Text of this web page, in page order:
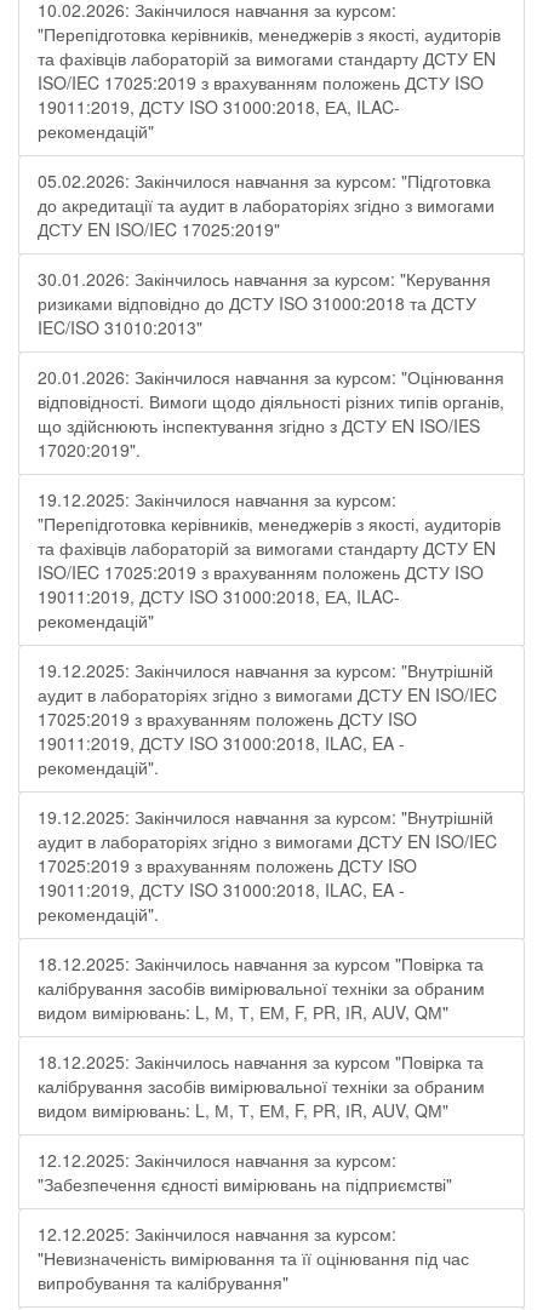
10.02.2026: Закінчилося навчання за курсом:
"Перепідготовка керівників, менеджерів з якості, аудиторів
та фахівців лабораторій за вимогами стандарту ДСТУ EN
ISO/IEC 17025:2019 з врахуванням положень ДСТУ ISO
19011:2019, ДСТУ ISO 31000:2018, ЕА, ILAC-
рекомендацій"
05.02.2026: Закінчилося навчання за курсом: "Підготовка
до акредитації та аудит в лабораторіях згідно з вимогами
ДСТУ EN ISO/IEC 17025:2019"
30.01.2026: Закінчилось навчання за курсом: "Керування
ризиками відповідно до ДСТУ ISO 31000:2018 та ДСТУ
IEC/ISO 31010:2013"
20.01.2026: Закінчилося навчання за курсом: "Оцінювання
відповідності. Вимоги щодо діяльності різних типів органів,
що здійснюють інспектування згідно з ДСТУ ЕN ISO/IES
17020:2019".
19.12.2025: Закінчилося навчання за курсом:
"Перепідготовка керівників, менеджерів з якості, аудиторів
та фахівців лабораторій за вимогами стандарту ДСТУ EN
ISO/IEC 17025:2019 з врахуванням положень ДСТУ ISO
19011:2019, ДСТУ ISO 31000:2018, ЕА, ILAC-
рекомендацій"
19.12.2025: Закінчилося навчання за курсом: "Внутрішній
аудит в лабораторіях згідно з вимогами ДСТУ EN ISO/IEC
17025:2019 з врахуванням положень ДСТУ ISO
19011:2019, ДСТУ ISO 31000:2018, ILAC, EA -
рекомендацій".
19.12.2025: Закінчилося навчання за курсом: "Внутрішній
аудит в лабораторіях згідно з вимогами ДСТУ EN ISO/IEC
17025:2019 з врахуванням положень ДСТУ ISO
19011:2019, ДСТУ ISO 31000:2018, ILAC, EA -
рекомендацій".
18.12.2025: Закінчилось навчання за курсом "Повірка та
калібрування засобів вимірювальної техніки за обраним
видом вимірювань: L, М, Т, ЕМ, F, РR, ІR, АUV, QМ"
18.12.2025: Закінчилось навчання за курсом "Повірка та
калібрування засобів вимірювальної техніки за обраним
видом вимірювань: L, М, Т, ЕМ, F, РR, ІR, АUV, QМ"
12.12.2025: Закінчилося навчання за курсом:
"Забезпечення єдності вимірювань на підприємстві"
12.12.2025: Закінчилося навчання за курсом:
"Невизначеність вимірювання та її оцінювання під час
випробування та калібрування"